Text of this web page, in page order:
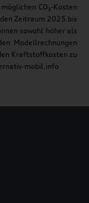
CO₂-Kosten
Zeitraum 2025 bis
sowohl höher als
Modellrechnungen
Kraftstoffkosten zu
mobil.info